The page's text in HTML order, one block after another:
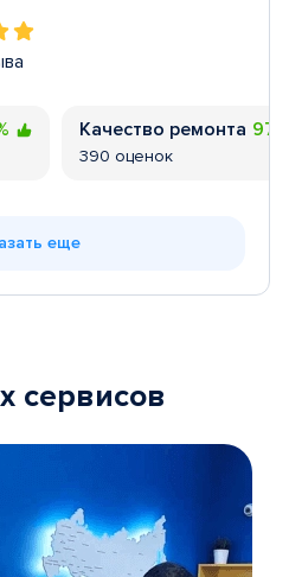
Качество ремонта
390 оценок
еще
сервисов